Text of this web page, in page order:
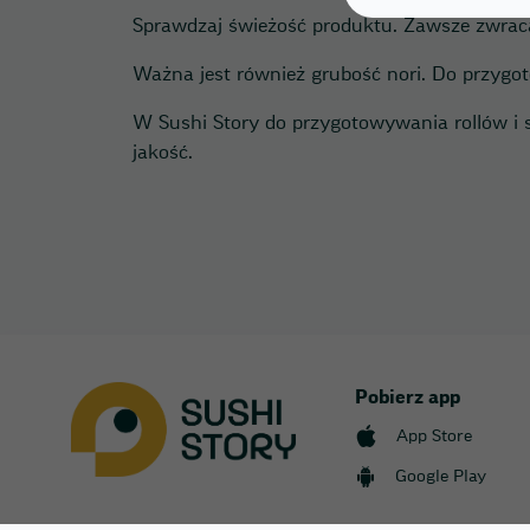
Sprawdzaj świeżość produktu. Zawsze
Ważna jest również grubość nori. Do
W Sushi Story do przygotowywania rollów i
jakość.
Pobierz app
App Store
Google Play